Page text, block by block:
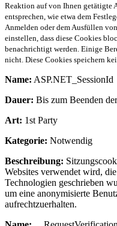
Reaktion auf von Ihnen getätigte
entsprechen, wie etwa dem
Anmelden oder dem Ausfüllen
einstellen, dass diese Cookies
benachrichtigt werden. Einige
nicht. Diese Cookies speichern
Name: ASP.NET_SessionId
Dauer: Bis zum Beenden
Art: 1st Party
Kategorie: Notwendig
Beschreibung:
Websites verwendet wird,
Technologien geschrieben
um eine anonymisierte
aufrechtzuerhalten.